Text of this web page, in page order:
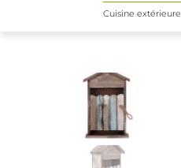
Cuisine extérieure